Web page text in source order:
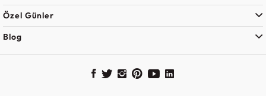
Özel Günler
Blog